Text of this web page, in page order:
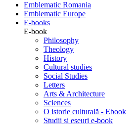
Emblematic Romania
Emblematic Europe
E-books
E-book
Philosophy
Theology
History
Cultural studies
Social Studies
Letters
Arts & Architecture
Sciences
O istorie culturală - Ebook
Studii si eseuri e-book